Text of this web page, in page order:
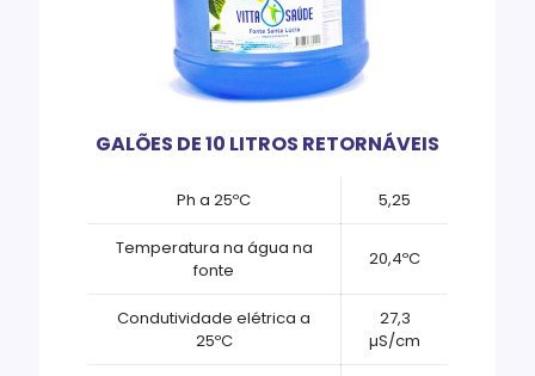
GALÕES DE 10 LITROS RETORNÁVEIS
Ph a 25ºC 5,25
Temperatura na água na
fonte
20,4ºC
Condutividade elétrica a
25ºC
27,3
µS/cm